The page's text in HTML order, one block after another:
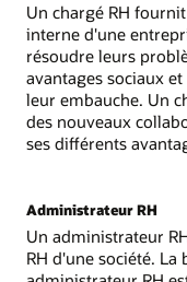
Un chargé RH
interne d'une
résoudre leurs
avantages sociaux
leur embauche. Un
des nouveaux
ses différents
Administrateur RH
Un administrateur
RH d'une société.